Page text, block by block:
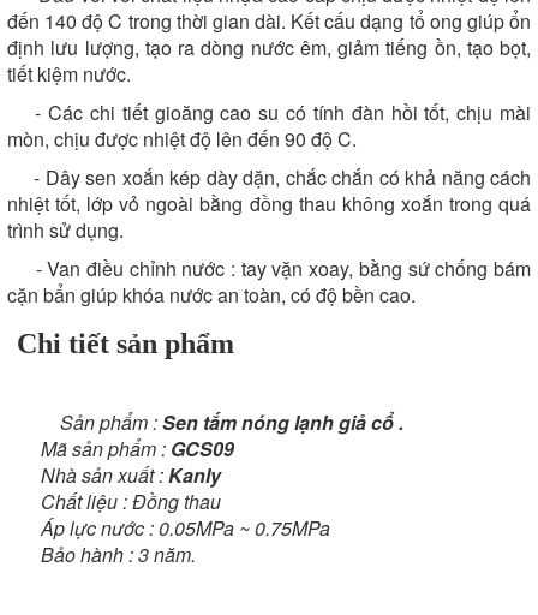
đến 140 độ C trong thời gian dài. Kết cấu dạng tổ ong giúp ổn
định lưu lượng, tạo ra dòng nước êm, giảm tiếng ồn, tạo bọt,
tiết kiệm nước.
- Các chi tiết gioăng cao su có tính đàn hồi tốt, chịu mài
mòn, chịu được nhiệt độ lên đến 90 độ C.
- Dây sen xoắn kép dày dặn, chắc chắn có khả năng cách
nhiệt tốt, lớp vỏ ngoài bằng đồng thau không xoắn trong quá
trình sử dụng.
- Van điều chỉnh nước : tay vặn xoay, bằng sứ chống bám
cặn bẩn giúp khóa nước an toàn, có độ bền cao.
Chi tiết sản phẩm
Sản phẩm :Sen tắm nóng lạnh giả cổ .
Mã sản phẩm : GCS09
Nhà sản xuất :Kanly
Chất liệu : Đồng thau
Áp lực nước : 0.05MPa ~ 0.75MPa
Bảo hành : 3 năm.